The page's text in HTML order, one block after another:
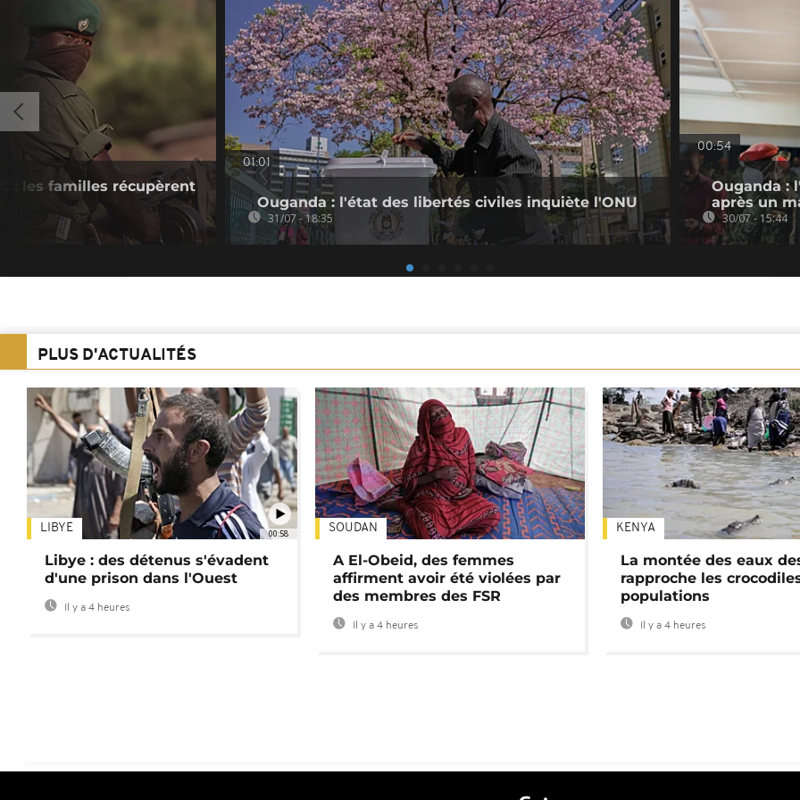
: les familles récupèrent
01:01
Ouganda : l'état des libertés civiles inquiète l'ONU
31/07 - 18:35
00:54
Ouganda :
après un
30/07 - 15:44
PLUS D'ACTUALITÉS
00:58
LIBYE
Libye : des détenus s'évadent
d'une prison dans l'Ouest
Il y a 4 heures
SOUDAN
A El-Obeid, des femmes
affirment avoir été violées par
des membres des FSR
Il y a 4 heures
KENYA
La montée des eaux
rapproche les
populations
Il y a 4 heures